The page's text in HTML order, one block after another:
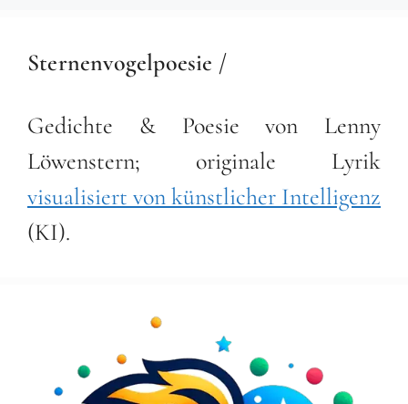
Sternenvogelpoesie /
Gedichte & Poesie von Lenny
Löwenstern; originale Lyrik
visualisiert von künstlicher Intelligenz
(KI).